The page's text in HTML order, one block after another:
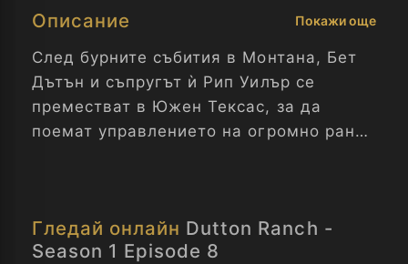
Описание Покажи още
След бурните събития в Монтана, Бет
Дътън и съпругът ѝ Рип Уилър се
преместват в Южен Тексас, за да
поемат управлението на огромно ранчо
бързо се сблъскват с опасни местни
съперници и коварни врагове, които
Гледай онлайн Dutton Ranch -
Season 1 Episode 8